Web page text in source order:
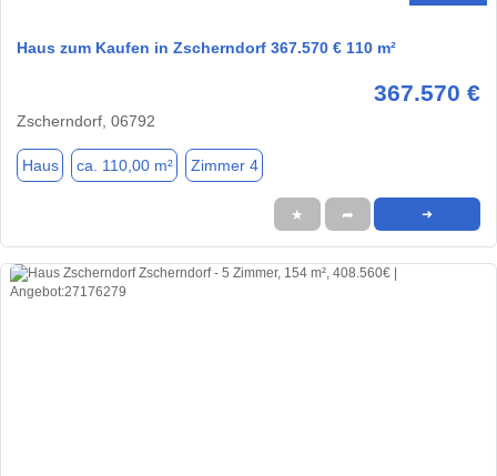
Haus zum Kaufen in Zscherndorf 367.570 € 110 m²
367.570 €
Zscherndorf, 06792
Haus ca. 110,00 m² Zimmer 4
★ ➦ ➜